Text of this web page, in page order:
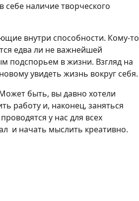
себе наличие творческого
внутри способности. Кому-то
едва ли не важнейшей
подспорьем в жизни. Взгляд на
увидеть жизнь вокруг себя.
быть, вы давно хотели
работу и, наконец, заняться
у нас для всех
и начать мыслить креативно.